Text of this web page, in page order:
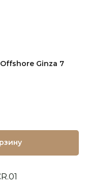
Ginza 7